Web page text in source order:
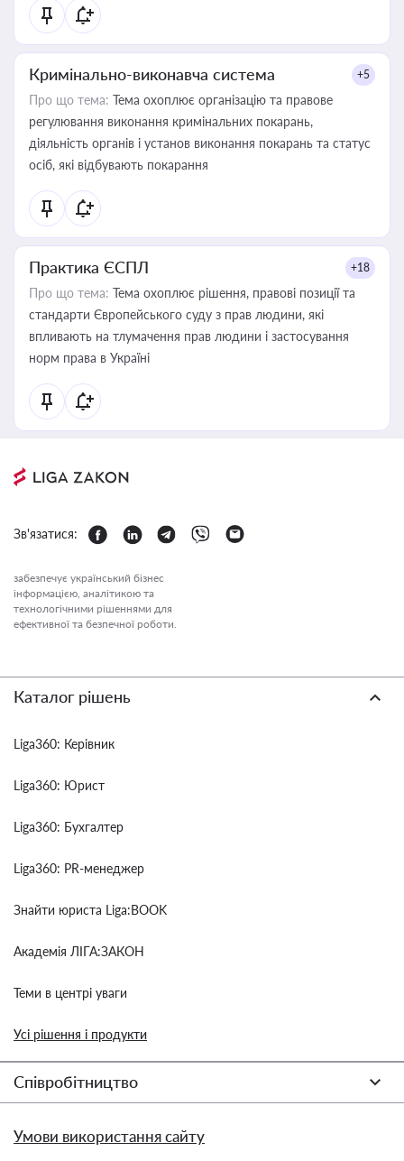
Кримінально-виконавча система +5
Про що тема: Тема охоплює організацію та правове
регулювання виконання кримінальних покарань,
діяльність органів і установ виконання покарань та статус
осіб, які відбувають покарання
Практика ЄСПЛ +18
Про що тема: Тема охоплює рішення, правові позиції та
стандарти Європейського суду з прав людини, які
впливають на тлумачення прав людини і застосування
норм права в Україні
Зв'язатися:
забезпечує український бізнес
інформацією, аналітикою та
технологічними рішеннями для
ефективної та безпечної роботи.
Каталог рішень
Liga360: Керівник
Liga360: Юрист
Liga360: Бухгалтер
Liga360: PR-менеджер
Знайти юриста Liga:BOOK
Академія ЛІГА:ЗАКОН
Теми в центрі уваги
Усі рішення і продукти
Співробітництво
Умови використання сайту